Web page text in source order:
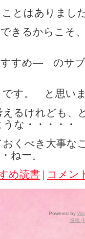
はありまし
るからこそ、
め― のサブ
。 と思いま
えるけれども、
な・・・・・
くべき大事な
ねー。
め読書 | コメン
Powered by
投稿